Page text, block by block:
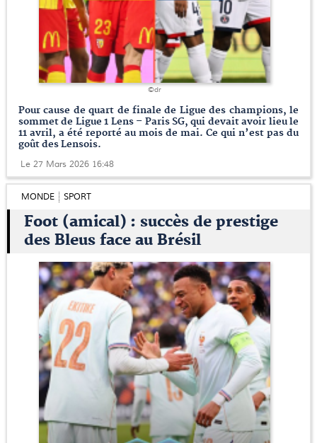
©dr
Pour cause de quart de finale de Ligue des champions, le
sommet de Ligue 1 Lens – Paris SG, qui devait avoir lieu le
11 avril, a été reporté au mois de mai. Ce qui n’est pas du
goût des Lensois.
Le 27 Mars 2026 16:48
MONDE SPORT
Foot (amical) : succès de prestige
des Bleus face au Brésil